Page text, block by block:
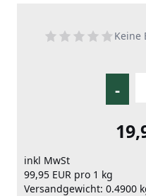
Keine
-
inkl MwSt
99,95 EUR pro 1 kg
Versandgewicht: 0.4900